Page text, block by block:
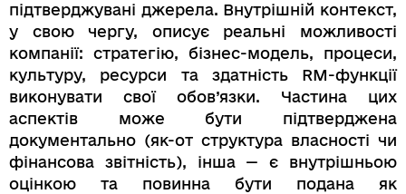
підтверджувані джерела. Внутрішній контекст,
у свою чергу, описує реальні можливості
компанії: стратегію, бізнес-модель, процеси,
культуру, ресурси та здатність RM-функції
виконувати свої обов’язки. Частина цих
аспектів може бути підтверджена
документально (як-от структура власності чи
фінансова звітність), інша — є внутрішньою
оцінкою та повинна бути подана як